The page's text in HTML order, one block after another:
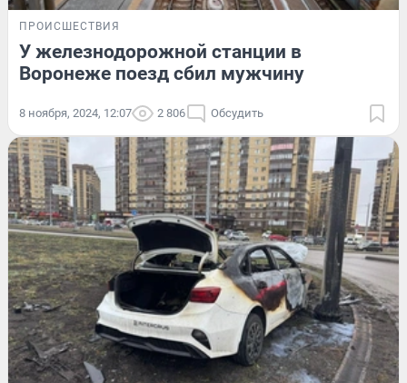
ПРОИСШЕСТВИЯ
У железнодорожной станции в
Воронеже поезд сбил мужчину
8 ноября, 2024, 12:07 2 806 Обсудить